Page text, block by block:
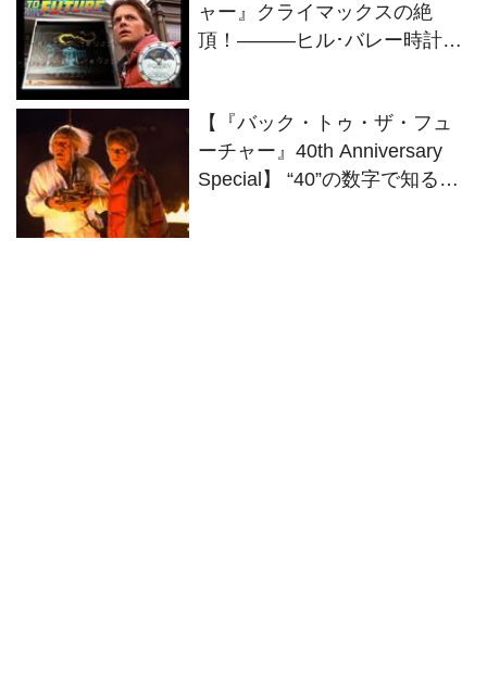
ャー』クライマックスの絶
頂！———ヒル･バレー時計台
【『バック・トゥ・ザ・フュ
ーチャー』40th Anniversary
Special】 “40”の数字で知る